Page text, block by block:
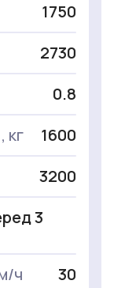
1750
2730
0.8
кг
1600
3200
3
ч
30